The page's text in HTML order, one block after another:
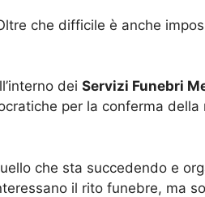
che difficile è anche
dei Servizi Funebri
per la conferma della
che sta succedendo e
il rito funebre, ma